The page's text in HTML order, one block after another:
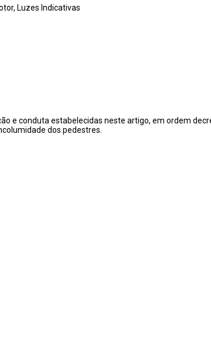
Luzes Indicativas
e conduta estabelecidas neste artigo, em ordem
dos pedestres.